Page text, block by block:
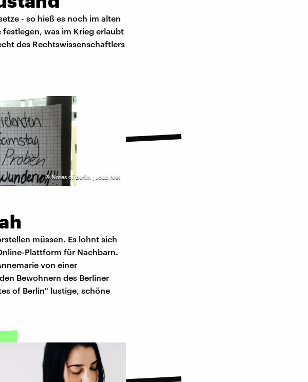
- so hieß es noch im alten
festlegen, was im Krieg erlaubt
des Rechtswissenschaftlers
©Notes of Berlin | Joab Nist
müssen. Es lohnt sich
Plattform für Nachbarn.
von einer
Bewohnern des Berliner
of Berlin" lustige, schöne